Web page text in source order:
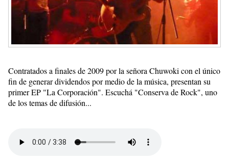
Contratados a finales de 2009 por la señora Chuwoki con el único
fin de generar dividendos por medio de la música, presentan su
primer EP "La Corporación". Escuchá "Conserva de Rock", uno
de los temas de difusión...